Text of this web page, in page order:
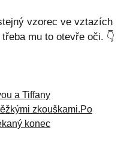
vzorec ve vztazích
mu to otevře oči. 👇
a Tiffany
zkouškami.Po
konec